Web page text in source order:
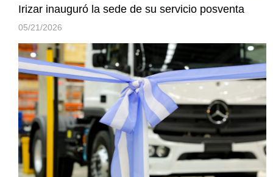
Irizar inauguró la sede de su servicio posventa
05/21/2026